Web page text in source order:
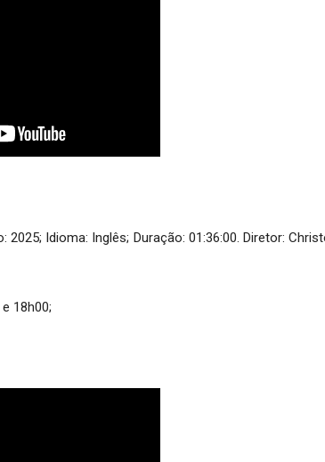
Idioma: Inglês; Duração: 01:36:00. Diretor:
18h00;